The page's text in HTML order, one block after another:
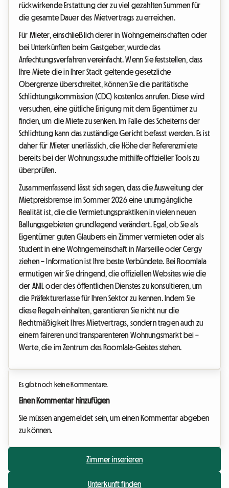
rückwirkende Erstattung der zu viel gezahlten Summen für
die gesamte Dauer des Mietvertrags zu erreichen.
Für Mieter, einschließlich derer in Wohngemeinschaften oder
bei Unterkünften beim Gastgeber, wurde das
Anfechtungsverfahren vereinfacht. Wenn Sie feststellen, dass
Ihre Miete die in Ihrer Stadt geltende gesetzliche
Obergrenze überschreitet, können Sie die paritätische
Schlichtungskommission (CDC) kostenlos anrufen. Diese wird
versuchen, eine gütliche Einigung mit dem Eigentümer zu
finden, um die Miete zu senken. Im Falle des Scheiterns der
Schlichtung kann das zuständige Gericht befasst werden. Es ist
daher für Mieter unerlässlich, die Höhe der Referenzmiete
bereits bei der Wohnungssuche mithilfe offizieller Tools zu
überprüfen.
Zusammenfassend lässt sich sagen, dass die Ausweitung der
Mietpreisbremse im Sommer 2026 eine unumgängliche
Realität ist, die die Vermietungspraktiken in vielen neuen
Ballungsgebieten grundlegend verändert. Egal, ob Sie als
Eigentümer guten Glaubens ein Zimmer vermieten oder als
Student in eine Wohngemeinschaft in Marseille oder Cergy
ziehen – Information ist Ihre beste Verbündete. Bei Roomlala
ermutigen wir Sie dringend, die offiziellen Websites wie die
der ANIL oder des öffentlichen Dienstes zu konsultieren, um
die Präfekturerlasse für Ihren Sektor zu kennen. Indem Sie
diese Regeln einhalten, garantieren Sie nicht nur die
Rechtmäßigkeit Ihres Mietvertrags, sondern tragen auch zu
einem faireren und transparenteren Wohnungsmarkt bei –
Werte, die im Zentrum des Roomlala-Geistes stehen.
Es gibt noch keine Kommentare.
Einen Kommentar hinzufügen
Sie müssen angemeldet sein, um einen Kommentar abgeben
zu können.
Zimmer inserieren
Unterkunft finden